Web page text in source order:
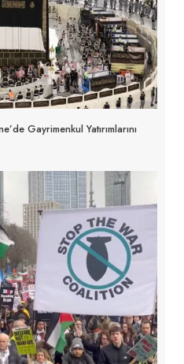
Gayrimenkul Yatırımlarını